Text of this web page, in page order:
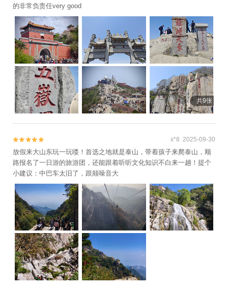
的非常负责任very good
共9张

 x*8 2025-09-30
放假来大山东玩一玩喽！首选之地就是泰山，带着孩子来爬泰山，顺
路报名了一日游的旅游团，还能跟着听听文化知识不白来一趟！提个
小建议：中巴车太旧了，跟颠噪音大